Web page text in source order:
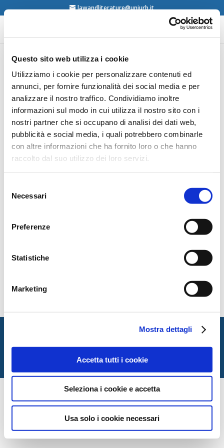
Questo sito web utilizza i cookie
Utilizziamo i cookie per personalizzare contenuti ed
annunci, per fornire funzionalità dei social media e per
analizzare il nostro traffico. Condividiamo inoltre
informazioni sul modo in cui utilizza il nostro sito con i
nostri partner che si occupano di analisi dei dati web,
pubblicità e social media, i quali potrebbero combinarle
con altre informazioni che ha fornito loro o che hanno
raccolto dal suo utilizzo dei loro servizi.
delNecessari
Preferenze
Statistiche
Marketing
Mostra dettagli
Accetta tutti i cookie
Seleziona i cookie e accetta
Usa solo i cookie necessari
lawandliterature@uniurb.it
La de-coincidenza e i
possibili
17/12/2025 – incontro online
Il 17 dicembre 2025 alle ore 17,30 si svolgerà on line il
primo incontro organizzato dall’Associazione italiana
de-coincidenza, nata formalmente nell’autunno del
2025. Il principale intento è promuovere “un pensiero di
riferimento all’essere umano e alla sua libertà, a partire
Jullien”. L’approccio si pone in continuità con alcuni
versanti di Law and Humanities, condividendone
nostro specifico della cultura giuridica occidentale. Si
Italian Society for Law and Literature
Via Matteotti, 1 — Urbino PU